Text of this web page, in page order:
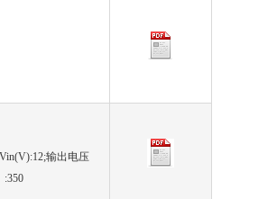
输出电压
:350